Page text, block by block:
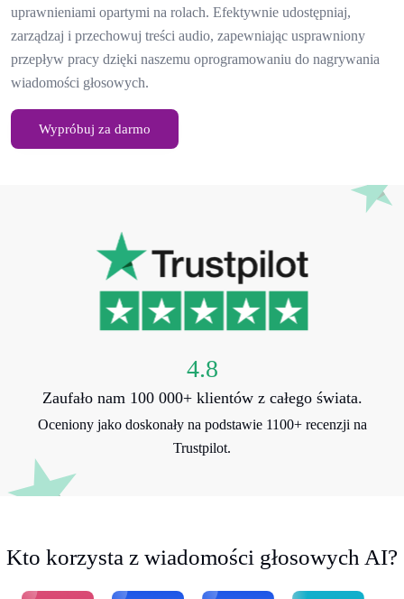
uprawnieniami opartymi na rolach. Efektywnie udostępniaj,
zarządzaj i przechowuj treści audio, zapewniając usprawniony
przepływ pracy dzięki naszemu oprogramowaniu do nagrywania
wiadomości głosowych.
Wypróbuj za darmo
4.8
Zaufało nam 100 000+ klientów z całego świata.
Oceniony jako doskonały na podstawie 1100+ recenzji na
Trustpilot.
Kto korzysta z wiadomości głosowych AI?